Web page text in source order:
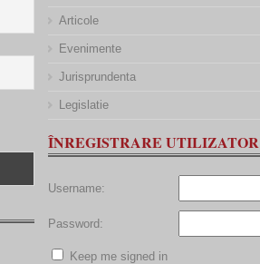
Articole
Evenimente
Jurisprundenta
Legislatie
ÎNREGISTRARE UTILIZATOR
Username:
Password:
Keep me signed in